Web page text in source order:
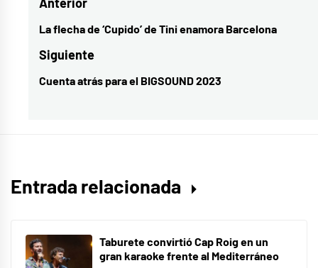
Navegación
de
entradas
Entrada
anterior:
La flecha de ‘Cupido’ de Tini enamora Barcelona
Siguiente
Entrada
Cuenta atrás para el BIGSOUND 2023
Entrada relacionada
Taburete convirtió Cap Roig en un
gran karaoke frente al Mediterráneo